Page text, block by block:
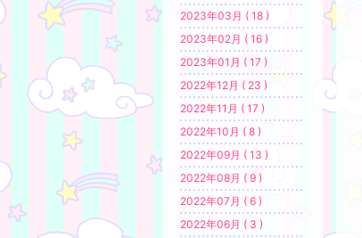
2023年03月 ( 18 )
2023年02月 ( 16 )
2023年01月 ( 17 )
2022年12月 ( 23 )
2022年11月 ( 17 )
2022年10月 ( 8 )
2022年09月 ( 13 )
2022年08月 ( 9 )
2022年07月 ( 6 )
2022年06月 ( 3 )